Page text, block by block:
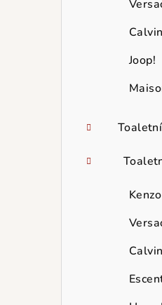
Joop!
Kenzo